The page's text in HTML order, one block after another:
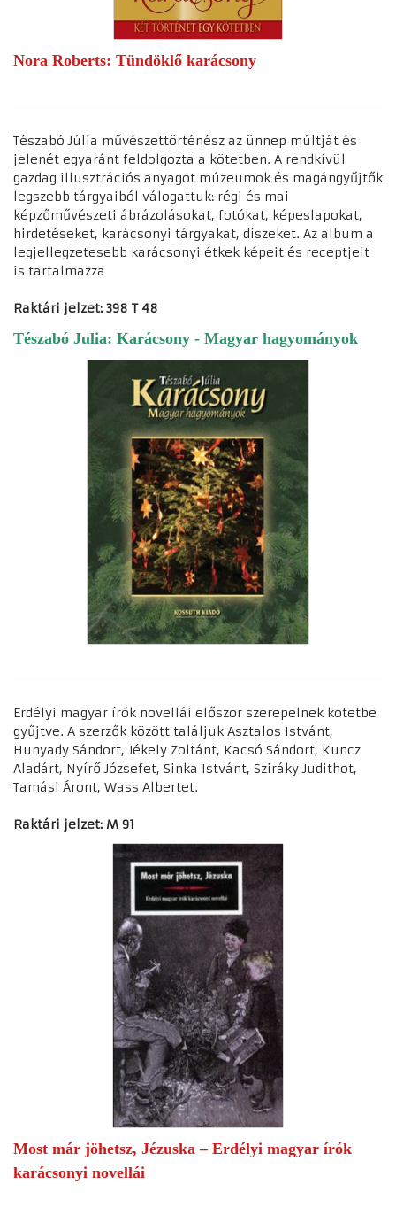
Nora Roberts: Tündöklő karácsony
Tészabó Julia: Karácsony - Magyar hagyományok
Tészabó Júlia művészettörténész az ünnep múltját és
jelenét egyaránt feldolgozta a kötetben. A rendkívül
gazdag illusztrációs anyagot múzeumok és magángyűjtők
legszebb tárgyaiból válogattuk: régi és mai
képzőművészeti ábrázolásokat, fotókat, képeslapokat,
hirdetéseket, karácsonyi tárgyakat, díszeket. Az album a
legjellegzetesebb karácsonyi étkek képeit és receptjeit
is tartalmazza
Raktári jelzet: 398 T 48
Most már jöhetsz, Jézuska – Erdélyi magyar írók
karácsonyi novellái
Erdélyi magyar írók novellái először szerepelnek kötetbe
gyűjtve. A szerzők között találjuk Asztalos Istvánt,
Hunyady Sándort, Jékely Zoltánt, Kacsó Sándort, Kuncz
Aladárt, Nyírő Józsefet, Sinka Istvánt, Sziráky Judithot,
Tamási Áront, Wass Albertet.
Raktári jelzet: M 91